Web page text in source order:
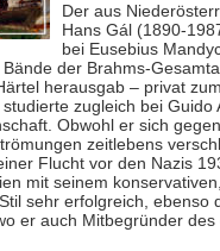
Der aus
Hans Gál (1890-
bei Eusebius
der Brahms-
herausgab – privat
zugleich bei Guido
Obwohl er sich
zeitlebens
Flucht vor den Nazis
mit seinem
sehr erfolgreich, ebenso
er auch Mitbegründer